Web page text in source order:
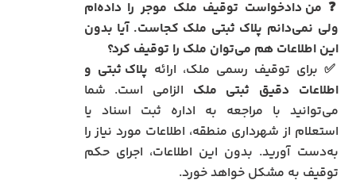
❓ من دادخواست توقیف ملک موجر را داده‌ام
ولی نمی‌دانم پلاک ثبتی ملک کجاست. آیا بدون
این اطلاعات هم می‌توان ملک را توقیف کرد؟
✅ برای توقیف رسمی ملک، ارائه پلاک ثبتی و
اطلاعات دقیق ثبتی ملک الزامی است. شما
می‌توانید با مراجعه به اداره ثبت اسناد یا
استعلام از شهرداری منطقه، اطلاعات مورد نیاز را
به‌دست آورید. بدون این اطلاعات، اجرای حکم
توقیف به مشکل خواهد خورد.